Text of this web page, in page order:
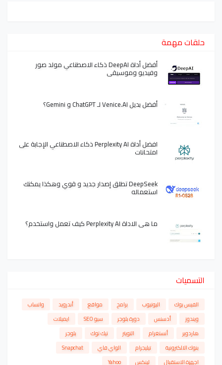
حلقات مهمة
أفضل أداة DeepAI ذكاء الاصطناعي مولد صور
وفيديو وموسيقى
أفضل بديل Venice.AI لـ ChatGPT و Gemini؟
افضل أداة Perplexity AI ذكاء الاصطناعي الإجابة على
امتحانات
DeepSeek تطلق إصدار جديد و قوي وهكذا يمكنك
استعماله
ما هي الاداة Perplexity AI كيف تعمل واستخدم؟
التسميات
الفيس بوك اليوتيوب برامج مواقع أندرويد
واتساب
ويندوز
أدسنس دورة بلوجر سيو SEO
ايميلات
هاردوير
أنستغرام التويتر تيك توك
بلوجر
بنوك الالكترونية
تيليجرام الواي فاي
Snapchat
اجهزة الاستقبال
لينكس Yahoo